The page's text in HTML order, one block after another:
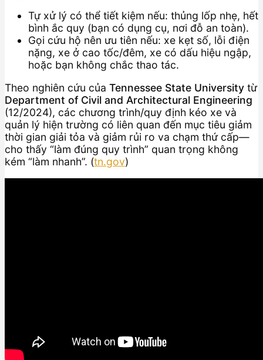
Tự xử lý có thể tiết kiệm nếu: thủng lốp nhẹ, hết
bình ắc quy (bạn có dụng cụ, nơi đỗ an toàn).
Gọi cứu hộ nên ưu tiên nếu: xe kẹt số, lỗi điện
nặng, xe ở cao tốc/đêm, xe có dấu hiệu ngập,
hoặc bạn không chắc thao tác.
Theo nghiên cứu của Tennessee State University từ
Department of Civil and Architectural Engineering
(12/2024), các chương trình/quy định kéo xe và
quản lý hiện trường có liên quan đến mục tiêu giảm
thời gian giải tỏa và giảm rủi ro va chạm thứ cấp—
cho thấy “làm đúng quy trình” quan trọng không
kém “làm nhanh”. (tn.gov)